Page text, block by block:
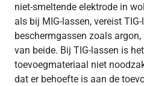
niet-smeltende elektrode in
als bij MIG-lassen, vereist
beschermgassen zoals
van beide. Bij TIG-lassen is
toevoegmateriaal niet
dat er behoefte is aan de